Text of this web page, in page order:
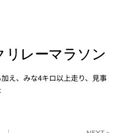
リレーマラソン
え、みな4キロ以上走り、見事